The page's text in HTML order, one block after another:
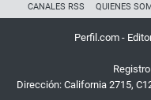
CANALES RSS QUIENES
Perfil.com -
Dirección: California 2715,